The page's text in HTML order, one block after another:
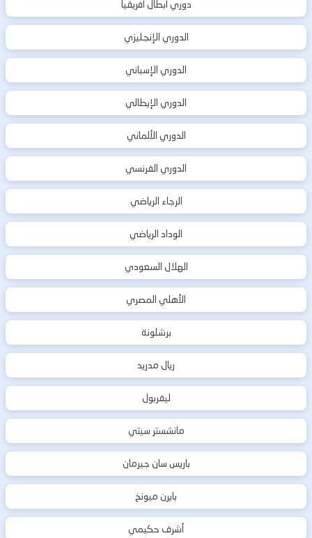
دوري أبطال أفريقيا
الدوري الإنجليزي
الدوري الإسباني
الدوري الإيطالي
الدوري الألماني
الدوري الفرنسي
الرجاء الرياضي
الوداد الرياضي
الهلال السعودي
الأهلي المصري
برشلونة
ريال مدريد
ليفربول
مانشستر سيتي
باريس سان جيرمان
بايرن ميونخ
أشرف حكيمي